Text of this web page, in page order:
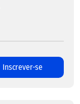
Inscrever-se